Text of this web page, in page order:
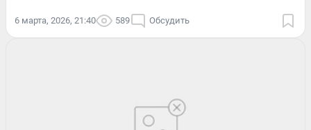
6 марта, 2026, 21:40 589 Обсудить